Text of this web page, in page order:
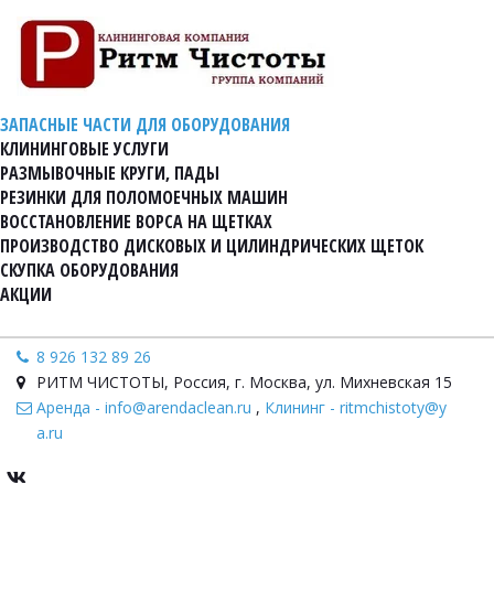
ЗАПАСНЫЕ ЧАСТИ ДЛЯ ОБОРУДОВАНИЯ
КЛИНИНГОВЫЕ УСЛУГИ
РАЗМЫВОЧНЫЕ КРУГИ, ПАДЫ
РЕЗИНКИ ДЛЯ ПОЛОМОЕЧНЫХ МАШИН
ВОССТАНОВЛЕНИЕ ВОРСА НА ЩЕТКАХ
ПРОИЗВОДСТВО ДИСКОВЫХ И ЦИЛИНДРИЧЕСКИХ ЩЕТОК
СКУПКА ОБОРУДОВАНИЯ
АКЦИИ
8 926 132 89 26
РИТМ ЧИСТОТЫ, Россия, г. Москва, ул. Михневская 15
Аренда - info@arendaclean.ru , Клининг - ritmchistoty@y
a.ru